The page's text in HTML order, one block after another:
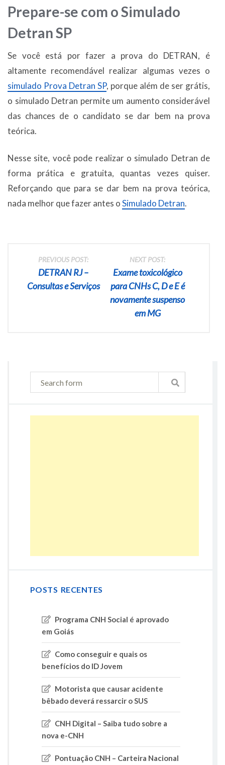
Prepare-se com o Simulado
Detran SP
Se você está por fazer a prova do DETRAN, é
altamente recomendável realizar algumas vezes o
simulado Prova Detran SP, porque além de ser grátis,
o simulado Detran permite um aumento considerável
das chances de o candidato se dar bem na prova
teórica.
Nesse site, você pode realizar o simulado Detran de
forma prática e gratuita, quantas vezes quiser.
Reforçando que para se dar bem na prova teórica,
nada melhor que fazer antes oSimulado Detran.
Post navigation
PREVIOUS POST:
DETRAN RJ –
Consultas e Serviços
NEXT POST:
Exame toxicológico
para CNHs C, D e E é
novamente suspenso
em MG
POSTS RECENTES
Programa CNH Social é aprovado
em Goiás
Como conseguir e quais os
benefícios do ID Jovem
Motorista que causar acidente
bêbado deverá ressarcir o SUS
CNH Digital – Saiba tudo sobre a
nova e-CNH
Pontuação CNH – Carteira Nacional